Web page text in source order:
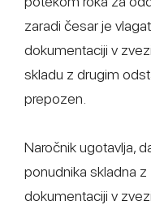
zaradi česar je
dokumentaciji v
skladu z drugim
prepozen.
Naročnik ugotavlja,
ponudnika skladna
dokumentaciji v